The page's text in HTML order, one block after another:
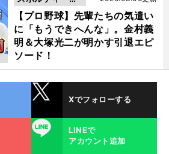
【プロ野球】先輩たちの気遣い
に「もうできへんな」。金村義
明＆大塚光二が明かす引退エピ
ソード！
動画
Xでフォローする
LINE
LINEで
アカウント追加